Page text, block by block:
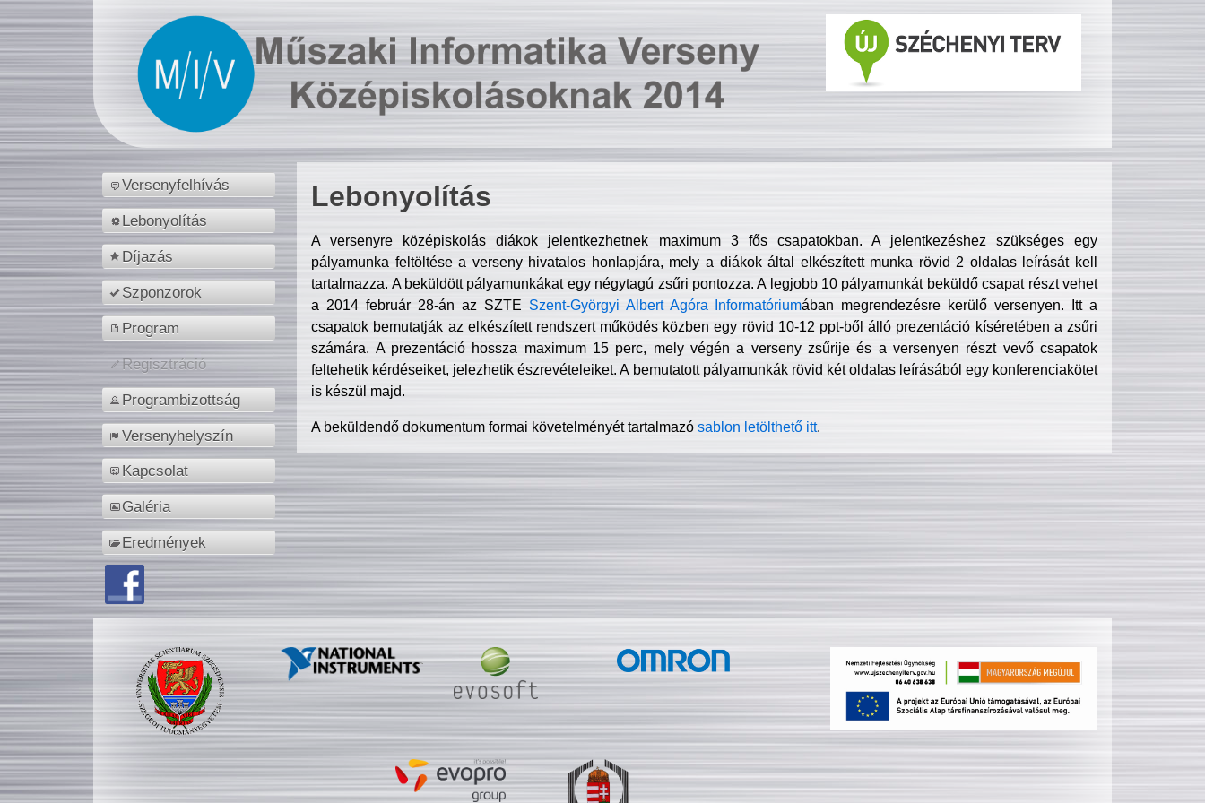
Versenyfelhívás
Lebonyolítás
Díjazás
Szponzorok
Program
Regisztráció
Programbizottság
Versenyhelyszín
Kapcsolat
Galéria
Eredmények
Lebonyolítás
A versenyre középiskolás diákok jelentkezhetnek maximum 3 fős csapatokban. A jelentkezéshez szükséges egy
pályamunka feltöltése a verseny hivatalos honlapjára, mely a diákok által elkészített munka rövid 2 oldalas leírását kell
tartalmazza. A beküldött pályamunkákat egy négytagú zsűri pontozza. A legjobb 10 pályamunkát beküldő csapat részt vehet
a 2014 február 28-án az SZTE Szent-Györgyi Albert Agóra Informatóriumában megrendezésre kerülő versenyen. Itt a
csapatok bemutatják az elkészített rendszert működés közben egy rövid 10-12 ppt-ből álló prezentáció kíséretében a zsűri
számára. A prezentáció hossza maximum 15 perc, mely végén a verseny zsűrije és a versenyen részt vevő csapatok
feltehetik kérdéseiket, jelezhetik észrevételeiket. A bemutatott pályamunkák rövid két oldalas leírásából egy konferenciakötet
is készül majd.
A beküldendő dokumentum formai követelményét tartalmazósablon letölthető itt.